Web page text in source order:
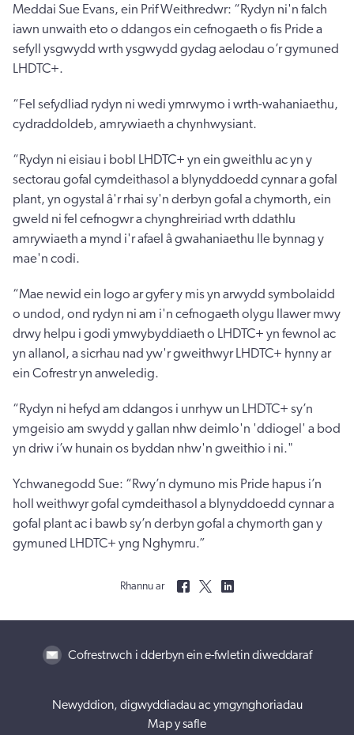
Meddai Sue Evans, ein Prif Weithredwr: “Rydyn ni'n falch
iawn unwaith eto o ddangos ein cefnogaeth o fis Pride a
sefyll ysgwydd wrth ysgwydd gydag aelodau o’r gymuned
LHDTC+.
“Fel sefydliad rydyn ni wedi ymrwymo i wrth-wahaniaethu,
cydraddoldeb, amrywiaeth a chynhwysiant.
“Rydyn ni eisiau i bobl LHDTC+ yn ein gweithlu ac yn y
sectorau gofal cymdeithasol a blynyddoedd cynnar a gofal
plant, yn ogystal â'r rhai sy'n derbyn gofal a chymorth, ein
gweld ni fel cefnogwr a chynghreiriad wrth ddathlu
amrywiaeth a mynd i'r afael â gwahaniaethu lle bynnag y
mae'n codi.
“Mae newid ein logo ar gyfer y mis yn arwydd symbolaidd
o undod, ond rydyn ni am i'n cefnogaeth olygu llawer mwy
drwy helpu i godi ymwybyddiaeth o LHDTC+ yn fewnol ac
yn allanol, a sicrhau nad yw'r gweithwyr LHDTC+ hynny ar
ein Cofrestr yn anweledig.
“Rydyn ni hefyd am ddangos i unrhyw un LHDTC+ sy’n
ymgeisio am swydd y gallan nhw deimlo'n 'ddiogel' a bod
yn driw i’w hunain os byddan nhw'n gweithio i ni."
Ychwanegodd Sue: “Rwy’n dymuno mis Pride hapus i’n
holl weithwyr gofal cymdeithasol a blynyddoedd cynnar a
gofal plant ac i bawb sy’n derbyn gofal a chymorth gan y
gymuned LHDTC+ yng Nghymru.”
Rhannu ar
Cofrestrwch i dderbyn ein e-fwletin diweddaraf
Newyddion, digwyddiadau ac ymgynghoriadau
Map y safle